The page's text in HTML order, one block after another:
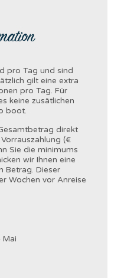
pro Tag und sind
gilt eine extra
pro Tag. Für
keine zusätlichen
boot.
direkt
(€
Sie die minimums
wir Ihnen eine
Betrag. Dieser
Wochen vor Anreise